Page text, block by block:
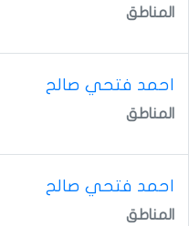
المناطق
احمد فتحي صالح
المناطق
احمد فتحي صالح
المناطق